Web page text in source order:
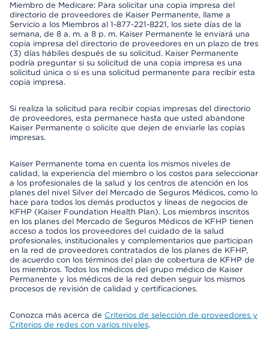
Miembro de Medicare: Para solicitar una copia impresa del
directorio de proveedores de Kaiser Permanente, llame a
Servicio a los Miembros al 1-877-221-8221, los siete días de la
semana, de 8 a. m. a 8 p. m. Kaiser Permanente le enviará una
copia impresa del directorio de proveedores en un plazo de tres
(3) días hábiles después de su solicitud. Kaiser Permanente
podría preguntar si su solicitud de una copia impresa es una
solicitud única o si es una solicitud permanente para recibir esta
copia impresa.
Si realiza la solicitud para recibir copias impresas del directorio
de proveedores, esta permanece hasta que usted abandone
Kaiser Permanente o solicite que dejen de enviarle las copias
impresas.
Kaiser Permanente toma en cuenta los mismos niveles de
calidad, la experiencia del miembro o los costos para seleccionar
a los profesionales de la salud y los centros de atención en los
planes del nivel Silver del Mercado de Seguros Médicos, como lo
hace para todos los demás productos y líneas de negocios de
KFHP (Kaiser Foundation Health Plan). Los miembros inscritos
en los planes del Mercado de Seguros Médicos de KFHP tienen
acceso a todos los proveedores del cuidado de la salud
profesionales, institucionales y complementarios que participan
en la red de proveedores contratados de los planes de KFHP,
de acuerdo con los términos del plan de cobertura de KFHP de
los miembros. Todos los médicos del grupo médico de Kaiser
Permanente y los médicos de la red deben seguir los mismos
procesos de revisión de calidad y certificaciones.
Conozca más acerca de Criterios de selección de proveedores y
Criterios de redes con varios niveles.